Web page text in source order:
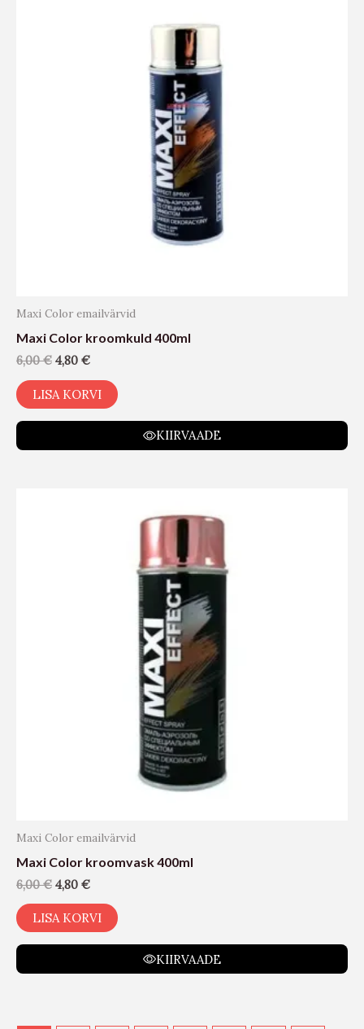
Maxi Color emailvärvid
Maxi Color kroomkuld 400ml
6,00€ 4,80 €
LISA KORVI
KIIRVAADE
Maxi Color emailvärvid
Maxi Color kroomvask 400ml
6,00€ 4,80 €
LISA KORVI
KIIRVAADE